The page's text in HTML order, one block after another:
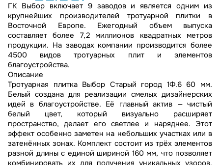
ГК Выбор включает 9 заводов и является одним из
крупнейших производителей тротуарной плитки в
Восточной Европе. Ежегодный объем выпуска
составляет более 7,2 миллионов квадратных метров
продукции. На заводах компании производится более
4500 видов тротуарных плит и элементов
благоустройства.
Описание
Тротуарная плитка Выбор Старый город 1Ф.6 60 мм.
Белый создана для реализации смелых дизайнерских
идей в благоустройстве. Её главный актив — чистый
белый цвет, который визуально расширяет
пространство, делает его светлее и наряднее. Этот
эффект особенно заметен на небольших участках или в
затенённых зонах. Комплект состоит из трёх элементов
разной длины с единой шириной 160 мм, что позволяет
комбинировать их для получения уникальных узоров.